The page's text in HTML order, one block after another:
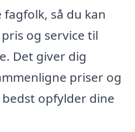
så du kan
og service til
Det giver dig
priser og
opfylder dine